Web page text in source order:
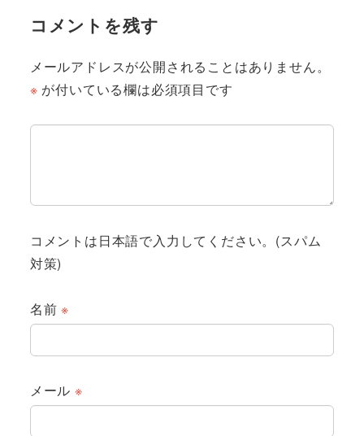
コメントを残す
メールアドレスが公開されることはありません。
※ が付いている欄は必須項目です
コメントは日本語で入力してください。(スパム
対策)
名前※
メール ※